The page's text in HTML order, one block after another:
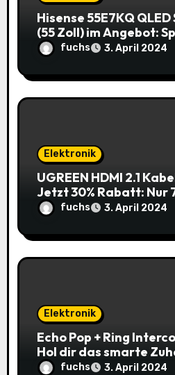
Hisense 55E7KQ
(55 Zoll) im Angebot:
145,85€!
fuchs 3. April 2024
Elektronik
UGREEN HDMI 2.1
Jetzt 30% Rabatt: Nur
10,99€
fuchs 3. April 2024
Elektronik
Echo Pop + Ring
Hol dir das smarte
Schnäppchenpreis!
fuchs 3. April 2024